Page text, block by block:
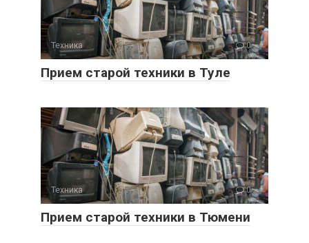
Техника 0
Прием старой техники в Туле
Техника 0
Прием старой техники в Тюмени